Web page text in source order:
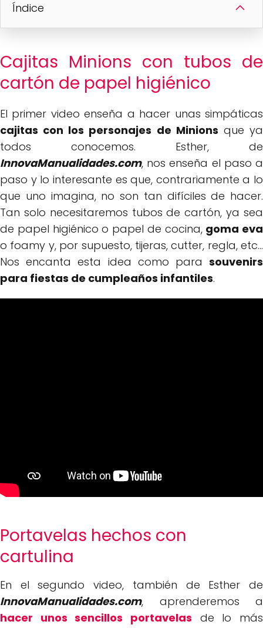
Índice
Cajitas Minions con tubos de
cartón de papel higiénico
El primer video enseña a hacer unas simpáticas
cajitas con los personajes de Minions que ya
todos conocemos. Esther, de
InnovaManualidades.com, nos enseña el paso a
paso y lo interesante es que, contrariamente a lo
que uno imagina, no son tan difíciles de hacer.
Tan solo necesitaremos tubos de cartón, ya sea
de papel higiénico o papel de cocina, goma eva
o foamy y, por supuesto, tijeras, cutter, regla, etc...
Nos encanta esta idea como para souvenirs
para fiestas de cumpleaños infantiles.
Portavelas hechos con
cartulina
En el segundo video, también de Esther de
InnovaManualidades.com, aprenderemos a
hacer unos sencillos portavelas de lo más